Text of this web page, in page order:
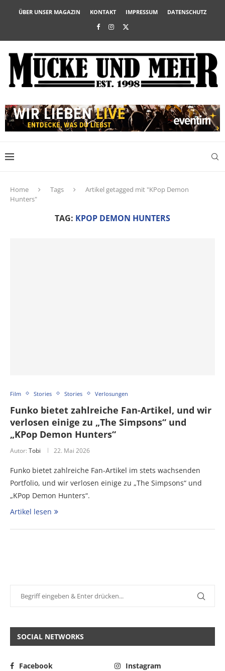
ÜBER UNSER MAGAZIN KONTAKT IMPRESSUM DATENSCHUTZ
Home Tags
Artikel getagged mit "KPop Demon
Hunters"
TAG: KPOP DEMON HUNTERS
Film Stories Stories Verlosungen
Funko bietet zahlreiche Fan-Artikel, und wir
verlosen einige zu „The Simpsons“ und
„KPop Demon Hunters“
Autor: Tobi 22. Mai 2026
Funko bietet zahlreiche Fan-Artikel im stets wachsenden
Portfolio, und wir verlosen einige zu „The Simpsons“ und
„KPop Demon Hunters“.
Artikel lesen
SOCIAL NETWORKS
Facebook
Instagram